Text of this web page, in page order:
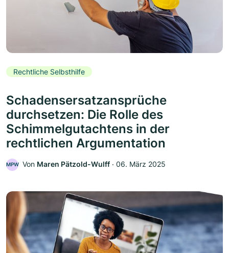
Rechtliche Selbsthilfe
Schadensersatzansprüche
durchsetzen: Die Rolle des
Schimmelgutachtens in der
rechtlichen Argumentation
MPW Von Maren Pätzold-Wulff ‧ 06. März 2025